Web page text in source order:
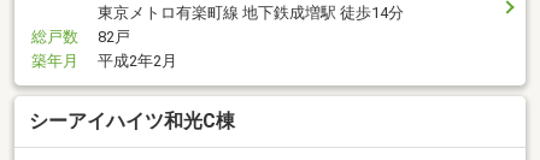
東京メトロ有楽町線 地下鉄成増駅 徒歩14分
総戸数
82戸
築年月
平成2年2月
シーアイハイツ和光C棟